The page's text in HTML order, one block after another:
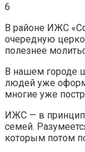
6
В районе ИЖС
очередную
полезнее
В нашем городе
людей уже
многие уже
ИЖС — в
семей.
которым потом